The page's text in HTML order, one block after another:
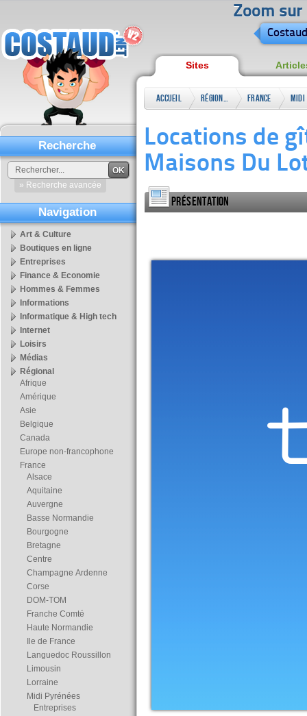
Zoom sur
Sites
Accueil Régional France Midi
Locations de
Maisons Du
Présentation
Recherche
OK
» Recherche avancée
Navigation
Art & Culture
Boutiques en ligne
Entreprises
Finance & Economie
Hommes & Femmes
Informations
Informatique & High tech
Internet
Loisirs
Médias
Régional
Afrique
Amérique
Asie
Belgique
Canada
Europe non-francophone
France
Alsace
Aquitaine
Auvergne
Basse Normandie
Bourgogne
Bretagne
Centre
Champagne Ardenne
Corse
DOM-TOM
Franche Comté
Haute Normandie
Ile de France
Languedoc Roussillon
Limousin
Lorraine
Midi Pyrénées
Entreprises